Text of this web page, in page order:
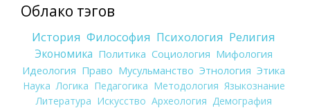
Облако тэгов
История Философия Психология Религия
Экономика Политика Социология Мифология
Идеология Право Мусульманство Этнология Этика
Наука Логика Педагогика Методология Языкознание
Литература Искусство Археология Демография